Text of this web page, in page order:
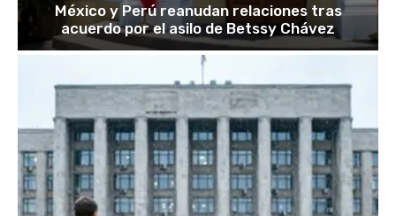
México y Perú reanudan relaciones tras
acuerdo por el asilo de Betssy Chávez